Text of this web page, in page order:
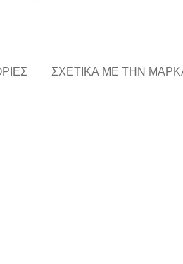
ΣΧΕΤΙΚΆ ΜΕ ΤΗΝ